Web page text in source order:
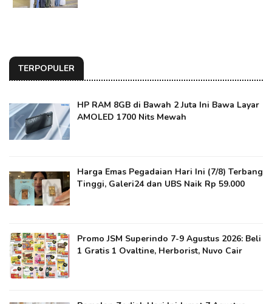
TERPOPULER
HP RAM 8GB di Bawah 2 Juta Ini Bawa Layar
AMOLED 1700 Nits Mewah
Harga Emas Pegadaian Hari Ini (7/8) Terbang
Tinggi, Galeri24 dan UBS Naik Rp 59.000
Promo JSM Superindo 7-9 Agustus 2026: Beli
1 Gratis 1 Ovaltine, Herborist, Nuvo Cair